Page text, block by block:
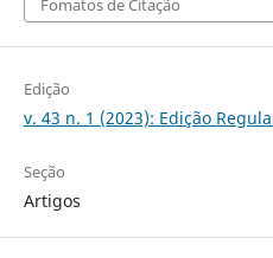
Fomatos de Citação
Edição
v. 43 n. 1 (2023): Edição
Seção
Artigos